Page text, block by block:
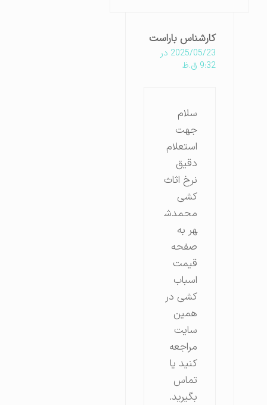
کارشناس باراست
2025/05/23 در
سلام
جهت
استعلام
دقیق
نرخ اثاث
کشی
محمدش
هر به
صفحه
قیمت
اسباب
کشی در
همین
سایت
مراجعه
کنید یا
تماس
بگیرید.